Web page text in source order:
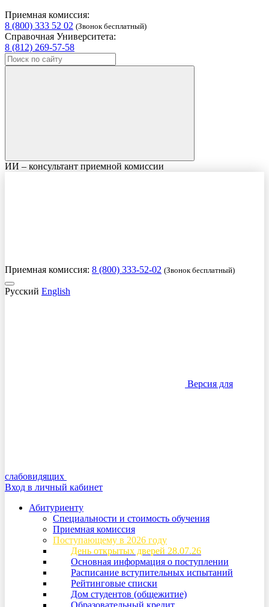
Приемная комиссия:
8 (800) 333 52 02 (Звонок бесплатный)
Справочная Университета:
8 (812) 269-57-58
ИИ – консультант приемной комиссии
Приемная комиссия: 8 (800) 333-52-02 (Звонок бесплатный)
Русский English
Версия для
слабовидящих
Вход в личный кабинет
Абитуриенту
Специальности и стоимость обучения
Приемная комиссия
Поступающему в 2026 году
День открытых дверей 28.07.26
Основная информация о поступлении
Расписание вступительных испытаний
Рейтинговые списки
Дом студентов (общежитие)
Образовательный кредит